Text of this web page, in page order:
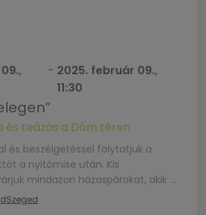
- 2025. február 09.,
11:30
és teázás a Dóm téren
és beszélgetéssel folytatjuk a
a nyitómise után. Kis
mindazon házaspárokat, akik a
részt vesznek a
Szeged